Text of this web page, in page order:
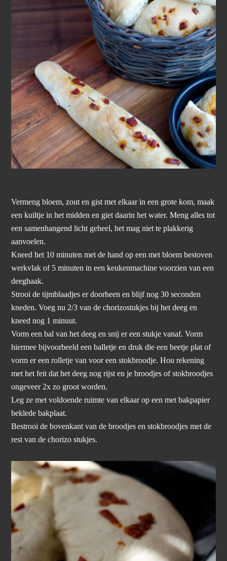
Vermeng bloem, zout en gist met elkaar in een grote kom, maak
een kuiltje in het midden en giet daarin het water. Meng alles tot
een samenhangend licht geheel, het mag niet te plakkerig
aanvoelen.
Kneed het 10 minuten met de hand op een met bloem bestoven
werkvlak of 5 minuten in een keukenmachine voorzien van een
deeghaak.
Strooi de tijmblaadjes er doorheen en blijf nog 30 seconden
kneden. Voeg nu 2/3 van de chorizostukjes bij het deeg en
kneed nog 1 minuut.
Vorm een bal van het deeg en snij er een stukje vanaf. Vorm
hiermee bijvoorbeeld een balletje en druk die een beetje plat of
vorm er een rolletje van voor een stokbroodje. Hou rekening
met het feit dat het deeg nog rijst en je broodjes of stokbroodjes
ongeveer 2x zo groot worden.
Leg ze met voldoende ruimte van elkaar op een met bakpapier
beklede bakplaat.
Bestrooi de bovenkant van de broodjes en stokbroodjes met de
rest van de chorizo stukjes.